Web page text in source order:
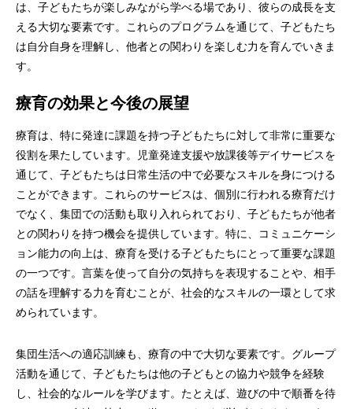
は、子どもたちが楽しみながら学べる場であり、彼らの成長を支
える大切な要素です。これらのプログラムを通じて、子どもたち
は自分自身を理解し、他者との関わりを楽しむ力を育んでいきま
す。
療育の効果と今後の展望
療育は、特に発達に課題を持つ子どもたちに対して非常に重要な
役割を果たしています。児童発達支援や放課後等デイサービスを
通じて、子どもたちは日常生活の中で必要なスキルを身につける
ことができます。これらのサービスは、個別に行われる療育だけ
でなく、集団での活動も取り入れられており、子どもたちが他者
との関わりを持つ機会を提供しています。特に、コミュニケーシ
ョン能力の向上は、療育を受ける子どもたちにとって重要な課題
の一つです。言葉を使って自分の気持ちを表現することや、相手
の話を理解する力を育むことが、社会的なスキルの一環として求
められています。
集団生活への適応訓練も、療育の中で大切な要素です。グループ
活動を通じて、子どもたちは他の子どもとの協力や競争を経験
し、社会的なルールを学びます。たとえば、遊びの中で順番を待